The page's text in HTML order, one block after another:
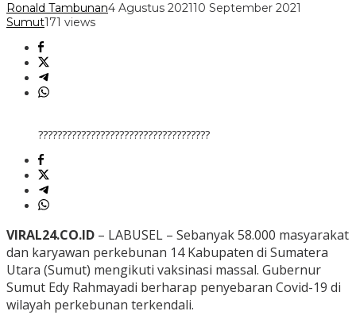
Ronald Tambunan4 Agustus 202110 September 2021
Sumut171 views
????????????????????????????????????
VIRAL24.CO.ID – LABUSEL – Sebanyak 58.000 masyarakat
dan karyawan perkebunan 14 Kabupaten di Sumatera
Utara (Sumut) mengikuti vaksinasi massal. Gubernur
Sumut Edy Rahmayadi berharap penyebaran Covid-19 di
wilayah perkebunan terkendali.